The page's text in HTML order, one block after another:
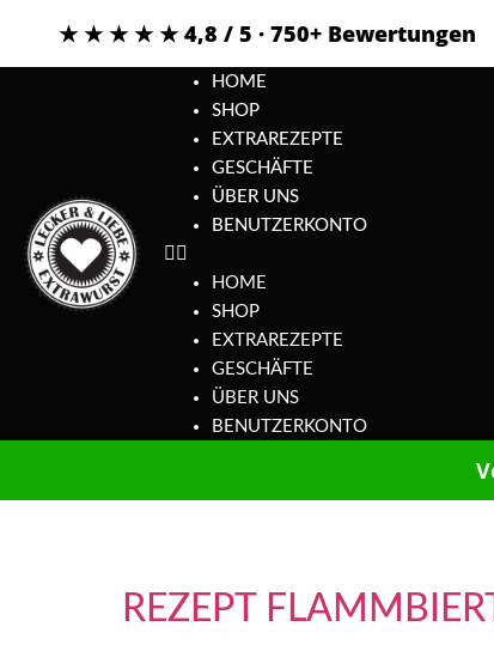
★ ★ ★ ★ ★ 4,8 / 5 · 750+ Bewertungen
HOME
SHOP
EXTRAREZEPTE
GESCHÄFTE
ÜBER UNS
BENUTZERKONTO
HOME
SHOP
EXTRAREZEPTE
GESCHÄFTE
ÜBER UNS
BENUTZERKONTO
REZEPT